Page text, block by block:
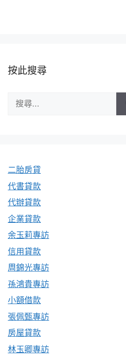
按此搜尋
尋:
二胎房貸
代書貸款
代辦貸款
企業貸款
余玉莉專訪
信用貸款
周錦光專訪
孫鴻貴專訪
小額借款
張佩甄專訪
房屋貸款
林玉卿專訪